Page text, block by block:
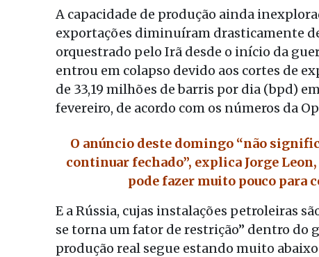
A capacidade de produção ainda
exportações diminuíram drasticamente
orquestrado pelo Irã desde o início da
entrou em colapso devido aos cortes de
de 33,19 milhões de barris por dia (bpd)
fevereiro, de acordo com os números da
O anúncio deste domingo “não
continuar fechado”, explica Jorge
pode fazer muito pouco para
E a Rússia, cujas instalações petroleiras
se torna um fator de restrição” dentro do
produção real segue estando muito